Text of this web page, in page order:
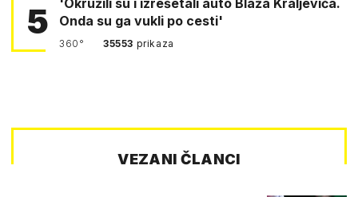
5
Onda su ga vukli po cesti'
360° 35553 prikaza
VEZANI ČLANCI